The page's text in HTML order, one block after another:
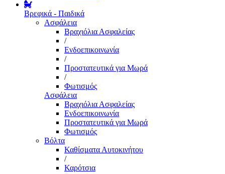
Βρεφικά - Παιδικά
Ασφάλεια
Βραχιόλια Ασφαλείας
/
Ενδοεπικοινωνία
/
Προστατευτικά για Μωρά
/
Φωτισμός
Ασφάλεια
Βραχιόλια Ασφαλείας
Ενδοεπικοινωνία
Προστατευτικά για Μωρά
Φωτισμός
Βόλτα
Καθίσματα Αυτοκινήτου
/
Καρότσια